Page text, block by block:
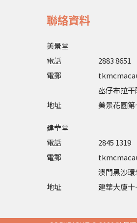
聯絡資料
美景堂
電話
2883 8651
電郵
地址
氹仔布拉
美景花園
建華堂
電話
2845 1319
電郵
地址
澳門黑沙環
建華大廈